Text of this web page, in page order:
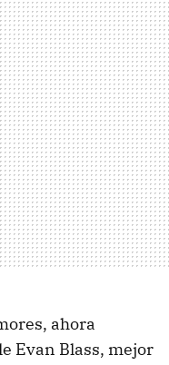
ahora
Evan Blass, mejor